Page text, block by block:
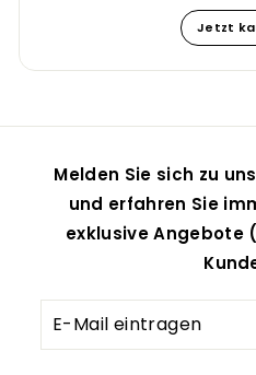
Jetzt
Melden Sie sich zu
und erfahren Sie
exklusive Angebote